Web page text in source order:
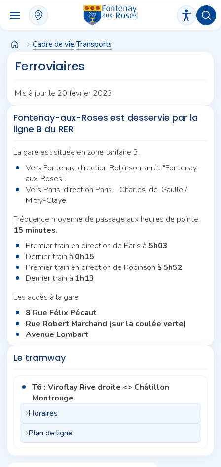
Cadre de vie Transports
Ferroviaires
Mis à jour le 20 février 2023
Fontenay-aux-Roses est desservie par la
ligne B du RER
La gare est située en zone tarifaire 3.
Vers Fontenay, direction Robinson, arrêt "Fontenay-
aux-Roses".
Vers Paris, direction Paris - Charles-de-Gaulle /
Mitry-Claye.
Fréquence moyenne de passage aux heures de pointe:
15 minutes.
Premier train en direction de Paris à 5h03
Dernier train à 0h15
Premier train en direction de Robinson à 5h52
Dernier train à 1h13
Les accès à la gare
8 Rue Félix Pécaut
Rue Robert Marchand (sur la coulée verte)
Avenue Lombart
Le tramway
T6 : Viroflay Rive droite <> Châtillon
Montrouge
Horaires
Plan de ligne
Panneau de gestion des cookies